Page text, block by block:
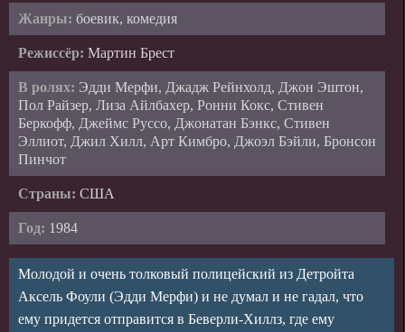
Жанры: боевик, комедия
Режиссёр: Мартин Брест
В ролях: Эдди Мерфи, Джадж Рейнхолд, Джон Эштон,
Пол Райзер, Лиза Айлбахер, Ронни Кокс, Стивен
Беркофф, Джеймс Руссо, Джонатан Бэнкс, Стивен
Эллиот, Джил Хилл, Арт Кимбро, Джоэл Бэйли, Бронсон
Пинчот
Страны: США
Год: 1984
Молодой и очень толковый полицейский из Детройта
Аксель Фоули (Эдди Мерфи) и не думал и не гадал, что
ему придется отправится в Беверли-Хиллз, где ему